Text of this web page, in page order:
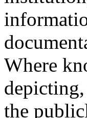
Where
the